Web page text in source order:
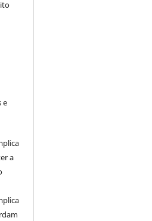
e
a